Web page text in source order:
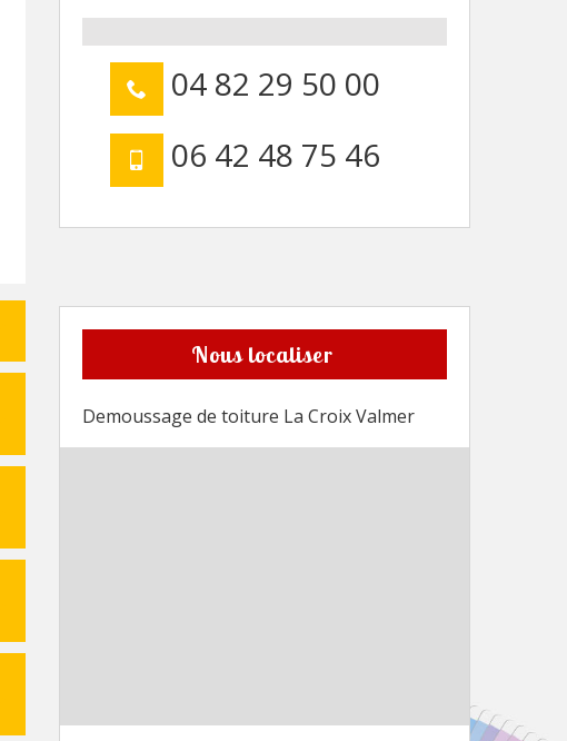
04 82 29 50 00
06 42 48 75 46
Nous localiser
Demoussage de toiture La Croix Valmer